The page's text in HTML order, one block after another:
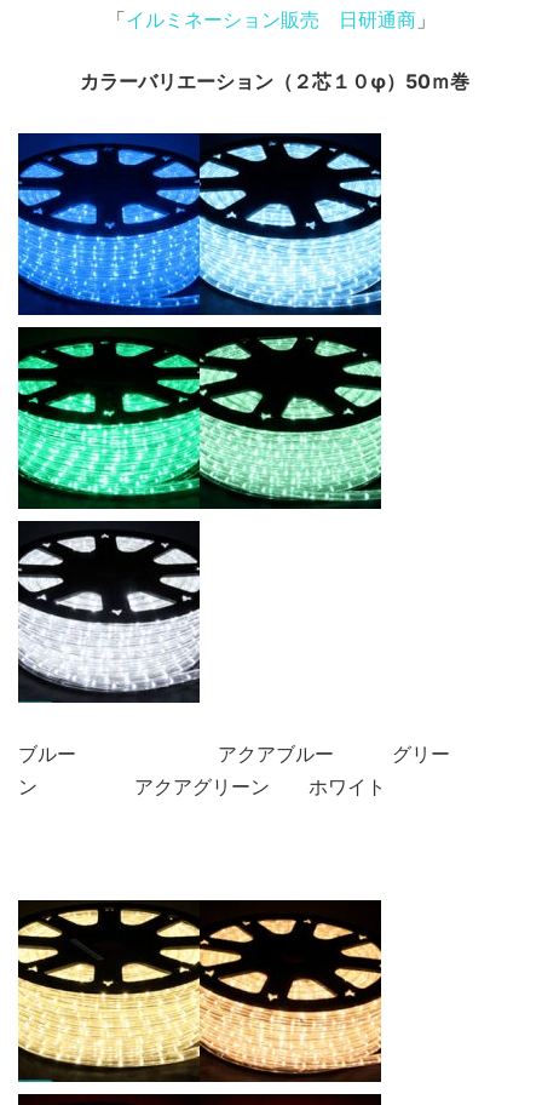
「イルミネーション販売 日研通商 」
カラーバリエーション（２芯１０φ）50ｍ巻
ブルー アクアブルー グリー
ン アクアグリーン ホワイト